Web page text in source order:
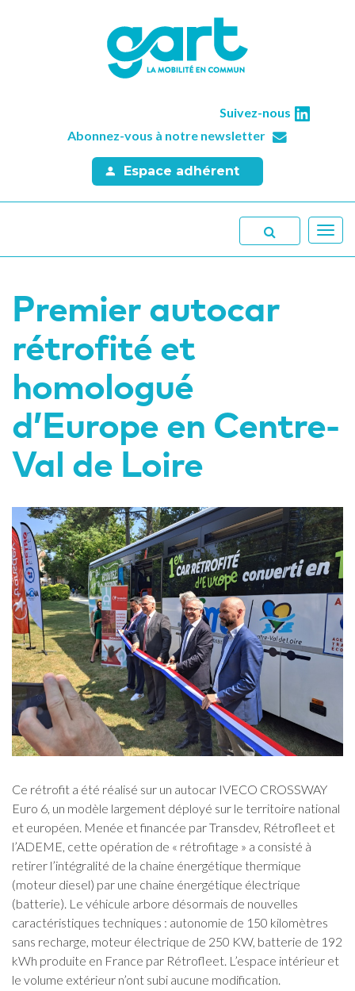
Suivez-nous
Abonnez-vous à notre newsletter
Espace adhérent
Premier autocar
rétrofité et
homologué
d’Europe en Centre-
Val de Loire
Ce rétrofit a été réalisé sur un autocar IVECO CROSSWAY
Euro 6, un modèle largement déployé sur le territoire national
et européen. Menée et financée par Transdev, Rétrofleet et
l’ADEME, cette opération de « rétrofitage » a consisté à
retirer l’intégralité de la chaine énergétique thermique
(moteur diesel) par une chaine énergétique électrique
(batterie). Le véhicule arbore désormais de nouvelles
caractéristiques techniques : autonomie de 150 kilomètres
sans recharge, moteur électrique de 250 KW, batterie de 192
kWh produite en France par Rétrofleet. L’espace intérieur et
le volume extérieur n’ont subi aucune modification.